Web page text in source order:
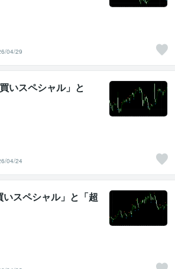
04/29
いスペシャル」と
04/24
スペシャル」と「超